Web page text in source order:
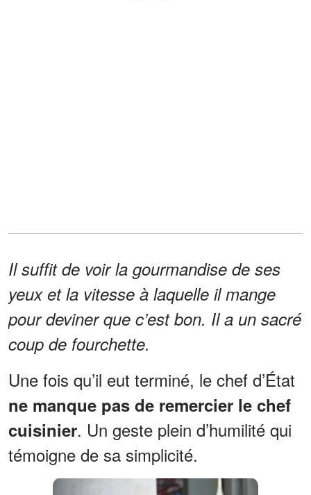
Il suffit de voir la gourmandise de ses
yeux et la vitesse à laquelle il mange
pour deviner que c’est bon. Il a un sacré
coup de fourchette.
Une fois qu’il eut terminé, le chef d’État
ne manque pas de remercier le chef
cuisinier. Un geste plein d’humilité qui
témoigne de sa simplicité.